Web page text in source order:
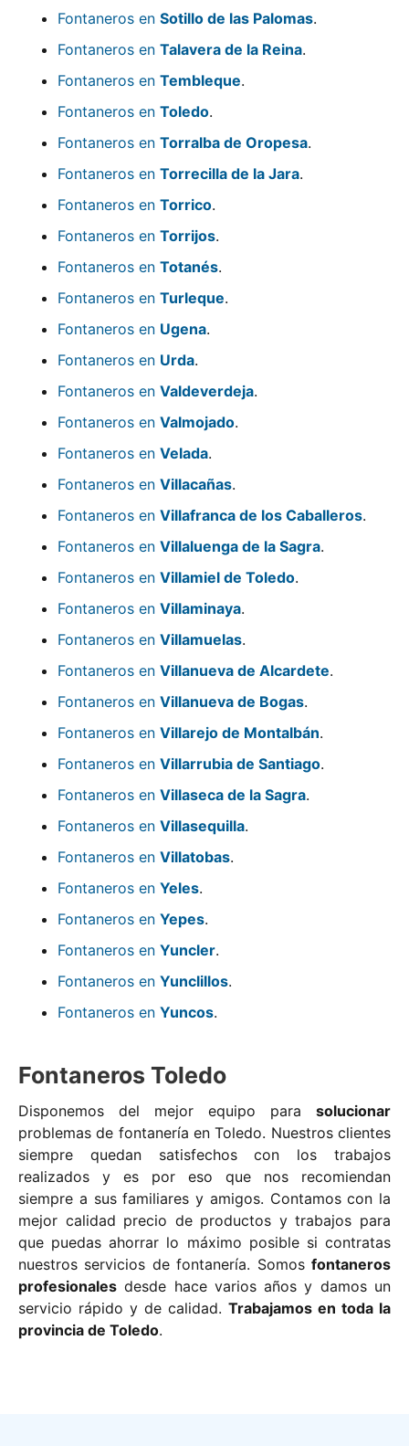
Fontaneros en Sotillo de las Palomas.
Fontaneros en Talavera de la Reina.
Fontaneros en Tembleque.
Fontaneros en Toledo.
Fontaneros en Torralba de Oropesa.
Fontaneros en Torrecilla de la Jara.
Fontaneros en Torrico.
Fontaneros en Torrijos.
Fontaneros en Totanés.
Fontaneros en Turleque.
Fontaneros en Ugena.
Fontaneros en Urda.
Fontaneros en Valdeverdeja.
Fontaneros en Valmojado.
Fontaneros en Velada.
Fontaneros en Villacañas.
Fontaneros en Villafranca de los Caballeros.
Fontaneros en Villaluenga de la Sagra.
Fontaneros en Villamiel de Toledo.
Fontaneros en Villaminaya.
Fontaneros en Villamuelas.
Fontaneros en Villanueva de Alcardete.
Fontaneros en Villanueva de Bogas.
Fontaneros en Villarejo de Montalbán.
Fontaneros en Villarrubia de Santiago.
Fontaneros en Villaseca de la Sagra.
Fontaneros en Villasequilla.
Fontaneros en Villatobas.
Fontaneros en Yeles.
Fontaneros en Yepes.
Fontaneros en Yuncler.
Fontaneros en Yunclillos.
Fontaneros en Yuncos.
Fontaneros Toledo
Disponemos del mejor equipo para solucionar
problemas de fontanería en Toledo. Nuestros clientes
siempre quedan satisfechos con los trabajos
realizados y es por eso que nos recomiendan
siempre a sus familiares y amigos. Contamos con la
mejor calidad precio de productos y trabajos para
que puedas ahorrar lo máximo posible si contratas
nuestros servicios de fontanería. Somos fontaneros
profesionales desde hace varios años y damos un
servicio rápido y de calidad. Trabajamos en toda la
provincia de Toledo.